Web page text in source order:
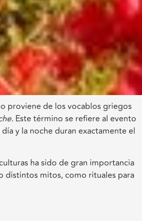
proviene de los vocablos griegos
Este término se refiere al evento
y la noche duran exactamente el
ha sido de gran importancia
distintos mitos, como rituales para